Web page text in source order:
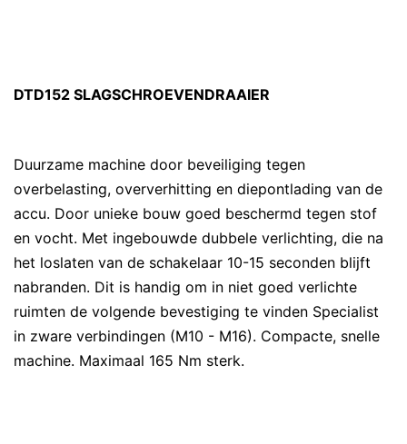
DTD152 SLAGSCHROEVENDRAAIER
Duurzame machine door beveiliging tegen
overbelasting, oververhitting en diepontlading van de
accu. Door unieke bouw goed beschermd tegen stof
en vocht. Met ingebouwde dubbele verlichting, die na
het loslaten van de schakelaar 10-15 seconden blijft
nabranden. Dit is handig om in niet goed verlichte
ruimten de volgende bevestiging te vinden Specialist
in zware verbindingen (M10 - M16). Compacte, snelle
machine. Maximaal 165 Nm sterk.